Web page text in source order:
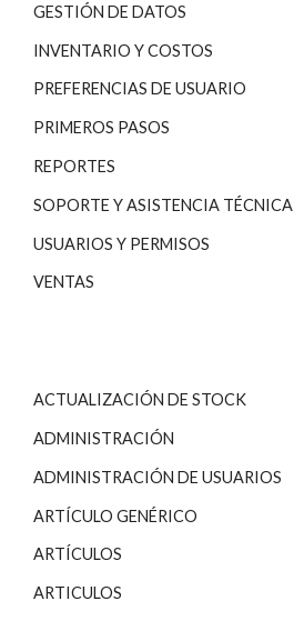
GESTIÓN DE DATOS
INVENTARIO Y COSTOS
PREFERENCIAS DE USUARIO
PRIMEROS PASOS
REPORTES
SOPORTE Y ASISTENCIA TÉCNICA
USUARIOS Y PERMISOS
VENTAS
ACTUALIZACIÓN DE STOCK
ADMINISTRACIÓN
ADMINISTRACIÓN DE USUARIOS
ARTÍCULO GENÉRICO
ARTÍCULOS
ARTICULOS